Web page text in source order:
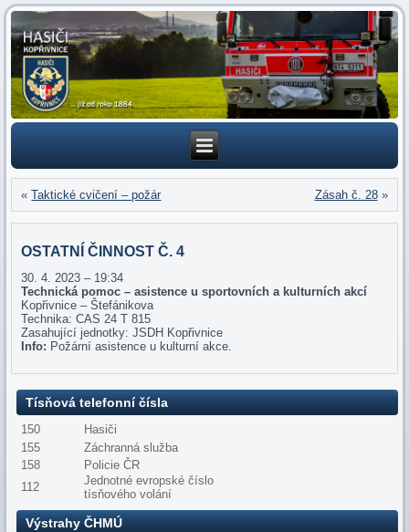
«Taktické cvičení – požár Zásah č. 28»
OSTATNÍ ČINNOST Č. 4
30. 4. 2023 – 19:34
Technická pomoc – asistence u sportovních a kulturních akcí
Kopřivnice – Štefánikova
Technika: CAS 24 T 815
Zasahující jednotky: JSDH Kopřivnice
Info: Požární asistence u kulturní akce.
Tísňová telefonní čísla
150
Hasiči
155
Záchranná služba
158
Policie ČR
112
Jednotné evropské číslo
tísňového volání
Výstrahy ČHMÚ